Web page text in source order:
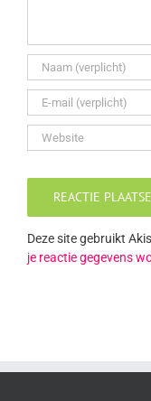
Deze site gebruikt
je reactie gegevens